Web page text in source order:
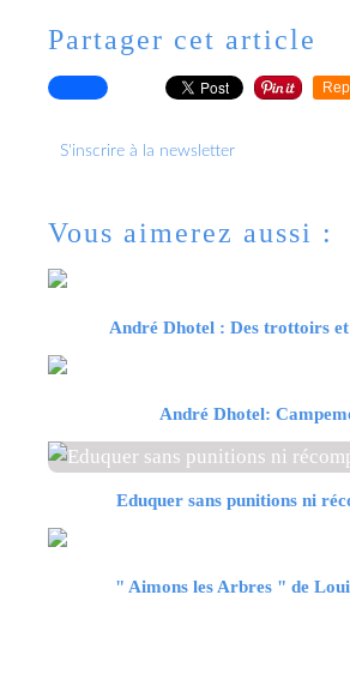
Partager cet article
S'inscrire à la newsletter
Vous aimerez aussi :
André Dhotel : Des trottoirs
André Dhotel:
Eduquer sans punitions ni
" Aimons les Arbres " de